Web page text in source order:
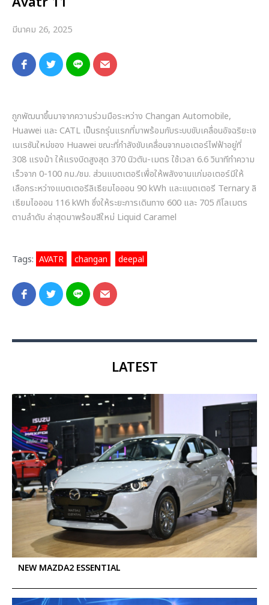
มีนาคม 26, 2025
ถูกพัฒนาขึ้นมาจากความร่วมมือระหว่าง Changan Automobile,
Huawei และ CATL เป็นรถรุ่นแรกที่มาพร้อมกับระบบขับเคลื่อนอัจฉริยะเจ
เนเรชันใหม่ของ Huawei ขณะที่กำลังขับเคลื่อนจากมอเตอร์ไฟฟ้าอยู่ที่
308 แรงม้า ให้แรงบิดสูงสุด 370 นิวตัน-เมตร ใช้เวลา 6.6 วินาทีทำความ
เร็วจาก 0-100 กม./ชม. ส่วนแบตเตอรีเพื่อให้พลังงานแก่มอเตอร์มีให้
เลือกระหว่างแบตเตอรีลิเธียมไอออน 90 kWh และแบตเตอรี Ternary ลิ
เธียมไอออน 116 kWh ซึ่งให้ระยะการเดินทาง 600 และ 705 กิโลเมตร
ตามลำดับ ล่าสุดมาพร้อมสีใหม่ Liquid Caramel
Tags: AVATR changan deepal
LATEST
NEW MAZDA2 ESSENTIAL